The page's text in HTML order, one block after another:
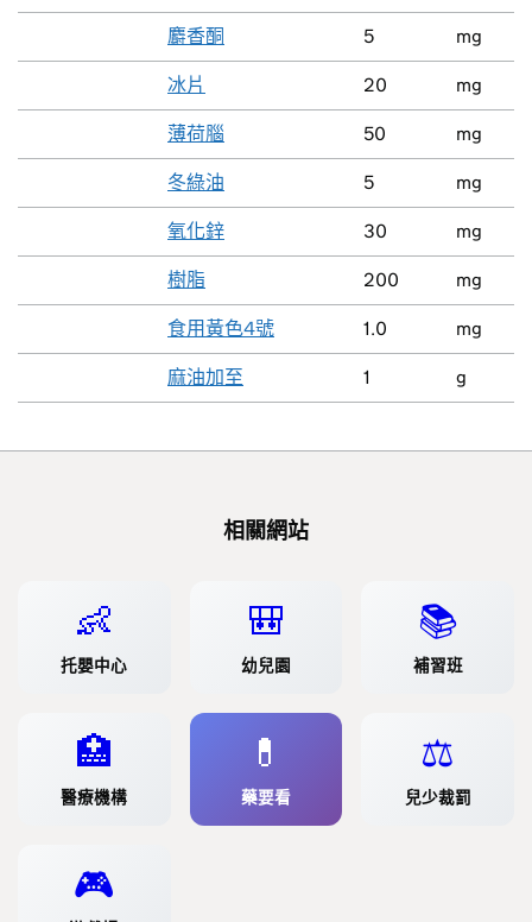
麝香酮 5 mg
冰片 20 mg
薄荷腦 50 mg
冬綠油 5 mg
氧化鋅 30 mg
樹脂 200 mg
食用黃色4號 1.0 mg
麻油加至 1 g
相關網站
👶
托嬰中心
🎒
幼兒園
📚
補習班
🏥
醫療機構
💊
藥要看
⚖️
兒少裁罰
🎮